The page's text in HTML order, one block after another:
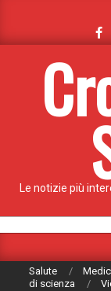
content
Le notizie più
Navigation
Salute
di scienza